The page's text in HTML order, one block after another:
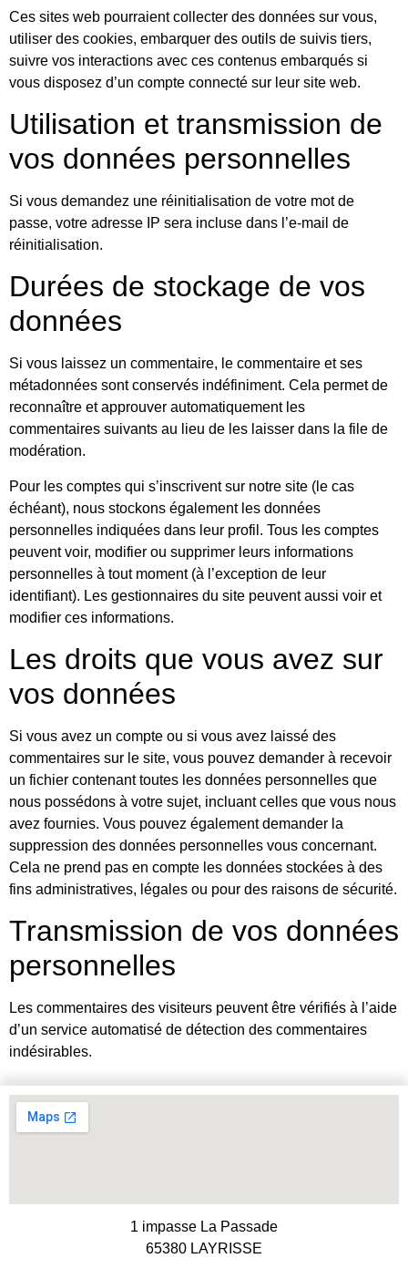
Ces sites web pourraient collecter des données sur vous,
utiliser des cookies, embarquer des outils de suivis tiers,
suivre vos interactions avec ces contenus embarqués si
vous disposez d’un compte connecté sur leur site web.
Utilisation et transmission de
vos données personnelles
Si vous demandez une réinitialisation de votre mot de
passe, votre adresse IP sera incluse dans l’e-mail de
réinitialisation.
Durées de stockage de vos
données
Si vous laissez un commentaire, le commentaire et ses
métadonnées sont conservés indéfiniment. Cela permet de
reconnaître et approuver automatiquement les
commentaires suivants au lieu de les laisser dans la file de
modération.
Pour les comptes qui s’inscrivent sur notre site (le cas
échéant), nous stockons également les données
personnelles indiquées dans leur profil. Tous les comptes
peuvent voir, modifier ou supprimer leurs informations
personnelles à tout moment (à l’exception de leur
identifiant). Les gestionnaires du site peuvent aussi voir et
modifier ces informations.
Les droits que vous avez sur
vos données
Si vous avez un compte ou si vous avez laissé des
commentaires sur le site, vous pouvez demander à recevoir
un fichier contenant toutes les données personnelles que
nous possédons à votre sujet, incluant celles que vous nous
avez fournies. Vous pouvez également demander la
suppression des données personnelles vous concernant.
Cela ne prend pas en compte les données stockées à des
fins administratives, légales ou pour des raisons de sécurité.
Transmission de vos données
personnelles
Les commentaires des visiteurs peuvent être vérifiés à l’aide
d’un service automatisé de détection des commentaires
indésirables.
1 impasse La Passade
65380 LAYRISSE